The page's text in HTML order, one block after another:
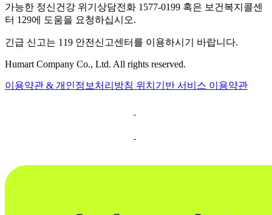
가능한 정신건강 위기상담전화 1577-0199 혹은 보건복지콜센
터 129에 도움을 요청하십시오.
긴급 신고는 119 안전신고센터를 이용하시기 바랍니다.
Humart Company Co., Ltd. All rights reserved.
이용약관 & 개인정보처리방침 위치기반 서비스 이용약관